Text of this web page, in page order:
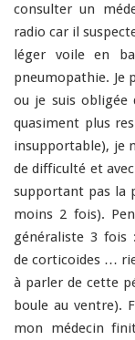
consulter un
radio car il
léger voile en
pneumopathie. Je
ou je suis obligée
quasiment plus
insupportable), je
de difficulté et
supportant pas la
moins 2 fois).
généraliste 3 fois
de corticoides …
à parler de cette
boule au ventre).
mon médecin